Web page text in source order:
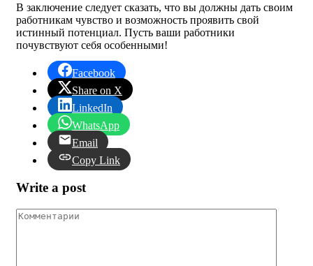
В заключение следует сказать, что вы должны дать своим
работникам чувство и возможность проявить свой
истинный потенциал. Пусть ваши работники
почувствуют себя особенными!
Facebook
Share on X
LinkedIn
WhatsApp
Email
Copy Link
Write a post